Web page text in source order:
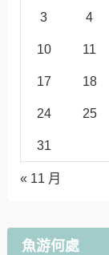
3 4
10 11
17 18
24 25
31
« 11 月
魚游何處